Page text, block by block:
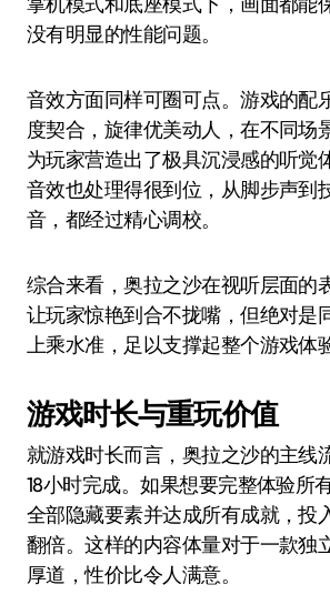
没有明显的性能问题。
音效方面同样可圈可点。游戏的配
度契合，旋律优美动人，在不同场
为玩家营造出了极具沉浸感的听觉
音效也处理得很到位，从脚步声到
音，都经过精心调校。
综合来看，奥拉之沙在视听层面的
让玩家惊艳到合不拢嘴，但绝对是
上乘水准，足以支撑起整个游戏体验
游戏时长与重玩价值
就游戏时长而言，奥拉之沙的主线
18小时完成。如果想要完整体验所
全部隐藏要素并达成所有成就，投
翻倍。这样的内容体量对于一款独
厚道，性价比令人满意。